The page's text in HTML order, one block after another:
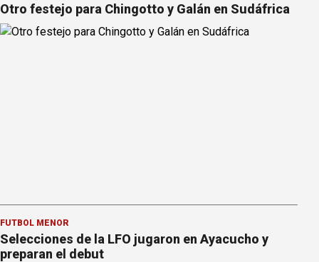
Otro festejo para Chingotto y Galán en Sudáfrica
FÚTBOL MENOR
Selecciones de la LFO jugaron en Ayacucho y
preparan el debut